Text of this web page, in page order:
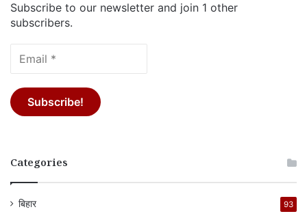
Subscribe to our newsletter and join 1 other
subscribers.
Categories
बिहार 93